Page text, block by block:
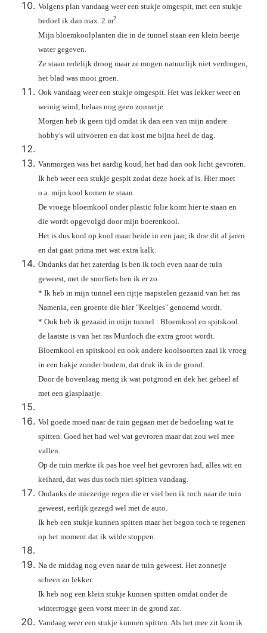
Volgens plan vandaag weer een stukje omgespit, met een stukje
bedoel ik dan max. 2 m2.
Mijn bloemkoolplanten die in de tunnel staan een klein beetje
water gegeven.
Ze staan redelijk droog maar ze mogen natuurlijk niet verdrogen,
het blad was mooi groen.
Ook vandaag weer een stukje omgespit. Het was lekker weer en
weinig wind, helaas nog geen zonnetje.
Morgen heb ik geen tijd omdat ik dan een van mijn andere
hobby's wil uitvoeren en dat kost me bijna heel de dag.
Vanmorgen was het aardig koud, het had dan ook licht gevroren.
Ik heb weer een stukje gespit zodat deze hoek af is. Hier moet
o.a. mijn kool komen te staan.
De vroege bloemkool onder plastic folie komt hier te staan en
die wordt opgevolgd door mijn boerenkool.
Het is dus kool op kool maar beide in een jaar, ik doe dit al jaren
en dat gaat prima met wat extra kalk.
Ondanks dat het zaterdag is ben ik toch even naar de tuin
geweest, met de snorfiets ben ik er zo.
* Ik heb in mijn tunnel een rijtje raapstelen gezaaid van het ras
Namenia, een groente die hier "Keeltjes" genoemd wordt.
* Ook heb ik gezaaid in mijn tunnel : Bloemkool en spitskool.
de laatste is van het ras Murdoch die extra groot wordt.
Bloemkool en spitskool en ook andere koolsoorten zaai ik vroeg
in een bakje zonder bodem, dat druk ik in de grond.
Door de bovenlaag meng ik wat potgrond en dek het geheel af
met een glasplaatje.
Vol goede moed naar de tuin gegaan met de bedoeling wat te
spitten. Goed het had wel wat gevroren maar dat zou wel mee
vallen.
Op de tuin merkte ik pas hoe veel het gevroren had, alles wit en
keihard, dat was dus toch niet spitten vandaag.
Ondanks de miezerige regen die er viel ben ik toch naar de tuin
geweest, eerlijk gezegd wel met de auto.
Ik heb een stukje kunnen spitten maar het begon toch te regenen
op het moment dat ik wilde stoppen.
Na de middag nog even naar de tuin geweest. Het zonnetje
scheen zo lekker.
Ik heb nog een klein stukje kunnen spitten omdat onder de
winterrogge geen vorst meer in de grond zat.
Vandaag weer een stukje kunnen spitten. Als het mee zit kom ik